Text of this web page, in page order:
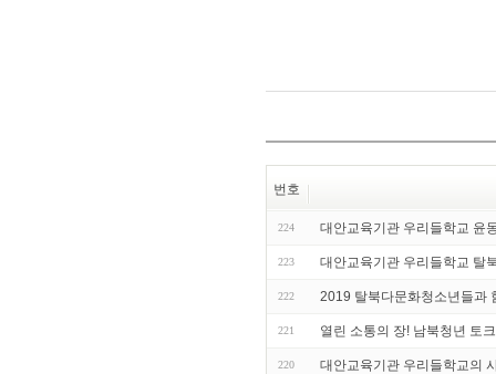
번호
224 대안교육기관 우리들학교 윤
223 대안교육기관 우리들학교 탈
222 2019 탈북다문화청소년들과
221 열린 소통의 장! 남북청년 토
220 대안교육기관 우리들학교의